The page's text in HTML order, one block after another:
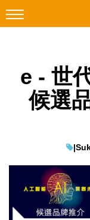
Facebook
科技焦點
教學評測
EduTech
IT Times
e - 世
候選
|